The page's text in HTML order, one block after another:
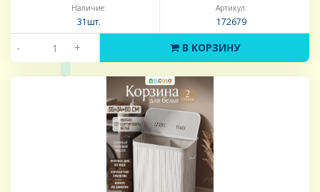
Наличие:
31шт.
Артикул:
172679
- + В КОРЗИНУ